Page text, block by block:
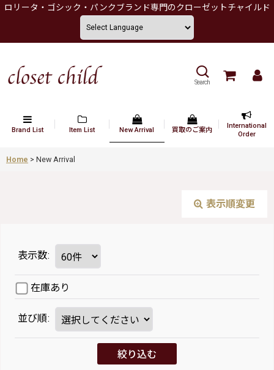
ロリータ・ゴシック・パンクブランド専門のクローゼットチャイルド
Search
Brand List Item List New Arrival 買取のご案内
International
Order
Home > New Arrival
表示順変更
表示数:
在庫あり
並び順:
絞り込む